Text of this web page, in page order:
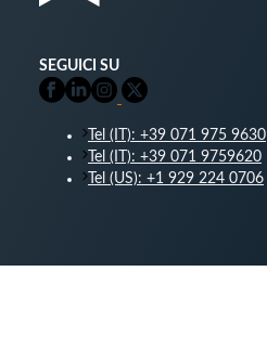
SEGUICI SU
Tel (IT): +39 071 975 9630
Tel (IT): +39 071 9759620
Tel (US): +1 929 224 0706